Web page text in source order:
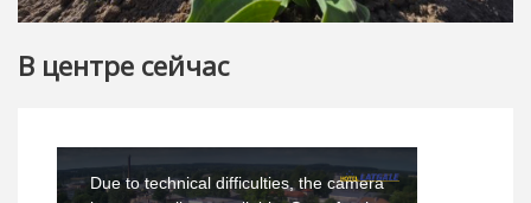
В центре сейчас